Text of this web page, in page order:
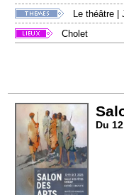
Le théâtre |
Cholet
Du